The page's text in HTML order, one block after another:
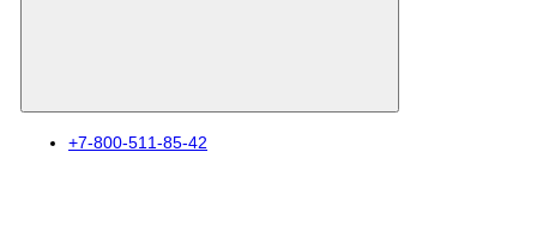
+7-800-511-85-42